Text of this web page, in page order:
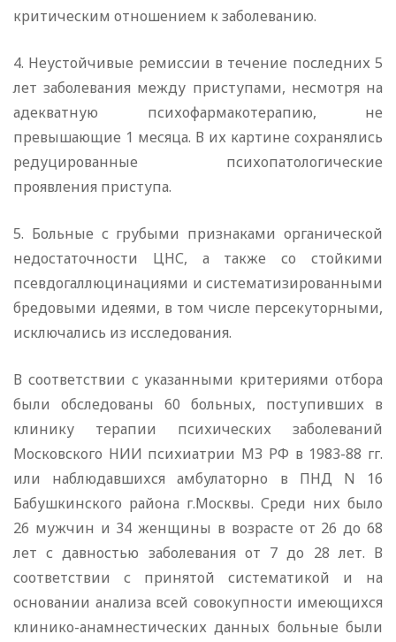
критическим отношением к заболеванию.
4. Неустойчивые ремиссии в течение последних 5
лет заболевания между приступами, несмотря на
адекватную психофармакотерапию, не
превышающие 1 месяца. В их картине сохранялись
редуцированные психопатологические
проявления приступа.
5. Больные с грубыми признаками органической
недостаточности ЦНС, а также со стойкими
псевдогаллюцинациями и систематизированными
бредовыми идеями, в том числе персекуторными,
исключались из исследования.
В соответствии с указанными критериями отбора
были обследованы 60 больных, поступивших в
клинику терапии психических заболеваний
Московского НИИ психиатрии МЗ РФ в 1983-88 гг.
или наблюдавшихся амбулаторно в ПНД N 16
Бабушкинского района г.Москвы. Среди них было
26 мужчин и 34 женщины в возрасте от 26 до 68
лет с давностью заболевания от 7 до 28 лет. В
соответствии с принятой систематикой и на
основании анализа всей совокупности имеющихся
клинико-анамнестических данных больные были